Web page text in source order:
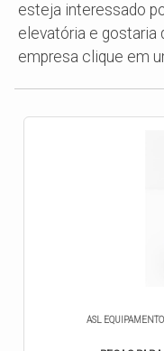
esteja interessado
elevatória e gostaria
empresa clique em
ASL